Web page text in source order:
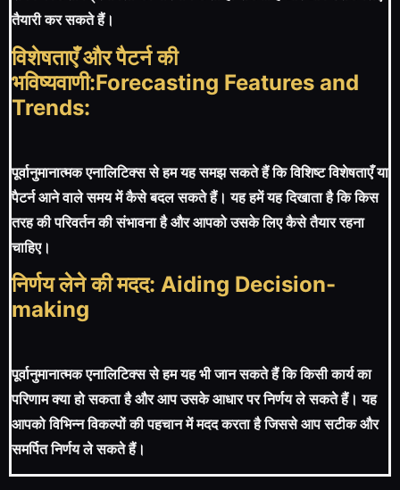
तैयारी कर सकते हैं।
विशेषताएँ और पैटर्न की
भविष्यवाणी:Forecasting Features and
Trends:
पूर्वानुमानात्मक एनालिटिक्स से हम यह समझ सकते हैं कि विशिष्ट विशेषताएँ या
पैटर्न आने वाले समय में कैसे बदल सकते हैं। यह हमें यह दिखाता है कि किस
तरह की परिवर्तन की संभावना है और आपको उसके लिए कैसे तैयार रहना
चाहिए।
निर्णय लेने की मदद: Aiding Decision-
making
पूर्वानुमानात्मक एनालिटिक्स से हम यह भी जान सकते हैं कि किसी कार्य का
परिणाम क्या हो सकता है और आप उसके आधार पर निर्णय ले सकते हैं। यह
आपको विभिन्न विकल्पों की पहचान में मदद करता है जिससे आप सटीक और
समर्पित निर्णय ले सकते हैं।